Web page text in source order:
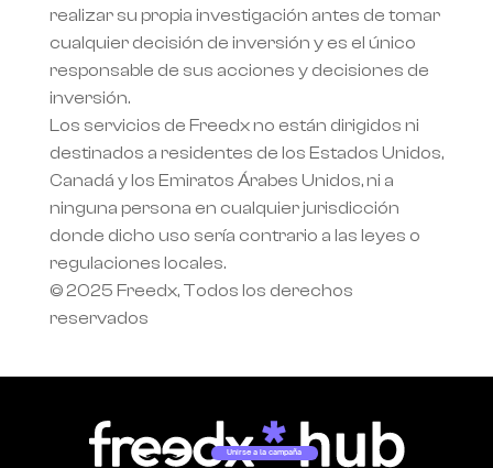
realizar su propia investigación antes de tomar
cualquier decisión de inversión y es el único
responsable de sus acciones y decisiones de
inversión.
Los servicios de Freedx no están dirigidos ni
destinados a residentes de los Estados Unidos,
Canadá y los Emiratos Árabes Unidos, ni a
ninguna persona en cualquier jurisdicción
donde dicho uso sería contrario a las leyes o
regulaciones locales.
© 2025 Freedx, Todos los derechos
reservados
Unirse a la campaña